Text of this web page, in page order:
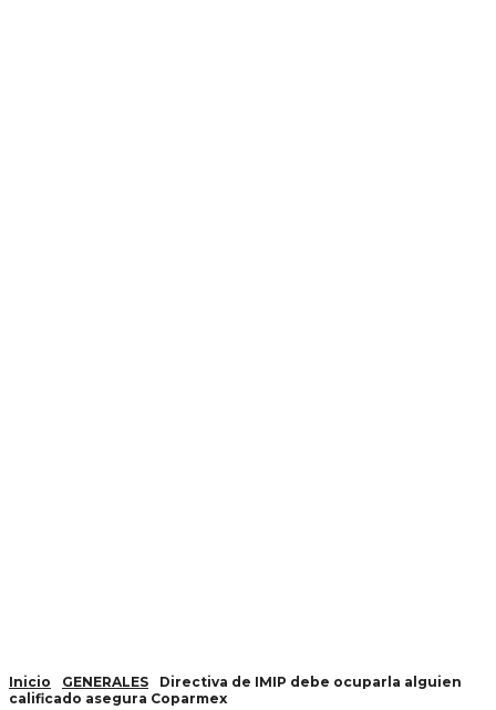
Inicio GENERALES
Directiva de IMIP debe ocuparla alguien
calificado asegura Coparmex